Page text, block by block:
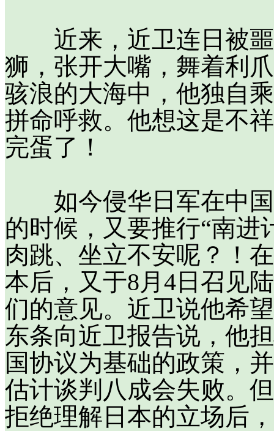
近来，近卫连日被噩
狮，张开大嘴，舞着利
骇浪的大海中，他独自
拼命呼救。他想这是不
完蛋了！
如今侵华日军在中国
的时候，又要推行“南进
肉跳、坐立不安呢？！
本后，又于8月4日召见
们的意见。近卫说他希
东条向近卫报告说，他
国协议为基础的政策，
估计谈判八成会失败。
拒绝理解日本的立场后